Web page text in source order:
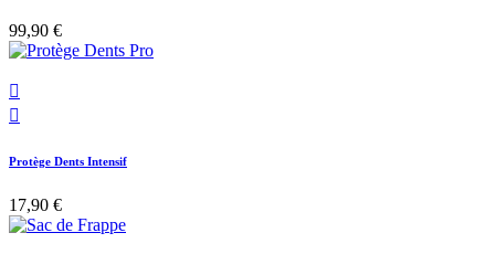
99,90 €


Protège Dents Intensif
17,90 €